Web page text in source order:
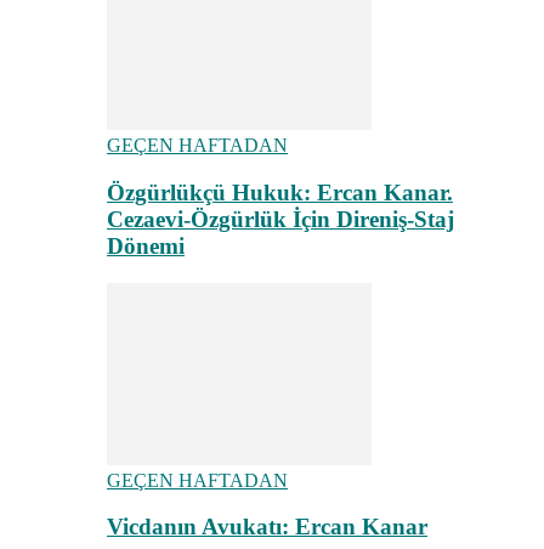
GEÇEN HAFTADAN
Özgürlükçü Hukuk: Ercan Kanar.
Cezaevi-Özgürlük İçin Direniş-Staj
Dönemi
GEÇEN HAFTADAN
Vicdanın Avukatı: Ercan Kanar